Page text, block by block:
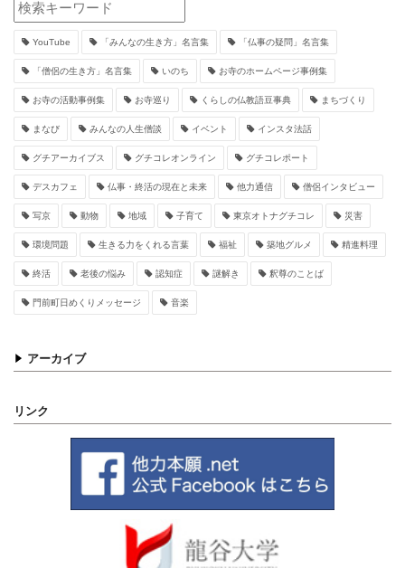
YouTube 「みんなの生き方」名言集 「仏事の疑問」名言集
「僧侶の生き方」名言集 いのち お寺のホームページ事例集
お寺の活動事例集 お寺巡り くらしの仏教語豆事典 まちづくり
まなび みんなの人生僧談 イベント インスタ法話
グチアーカイブス グチコレオンライン グチコレポート
デスカフェ 仏事・終活の現在と未来 他力通信 僧侶インタビュー
写京 動物 地域 子育て 東京オトナグチコレ 災害
環境問題 生きる力をくれる言葉 福祉 築地グルメ 精進料理
終活 老後の悩み 認知症 謎解き 釈尊のことば
門前町日めくりメッセージ 音楽
アーカイブ
リンク